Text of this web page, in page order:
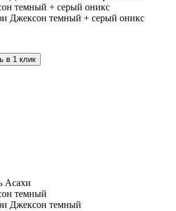
Джексон темный + серый оникс
в 1 клик
Асахи
Джексон темный